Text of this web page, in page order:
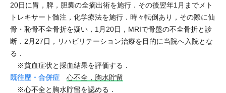
20日に胃，脾，胆囊の全摘出術を施行．その後翌年1月までメト
トレキサート髄注，化学療法を施行．時々転倒あり，その際に仙
骨・恥骨不全骨折を疑い，1月20日，MRIで骨盤の不全骨折と診
断．2月27日，リハビリテーション治療を目的に当院へ入院とな
る．
※貧血症状と採血結果を評価する．
既往歴・合併症
心不全，胸水貯留
※心不全と胸水貯留を認める．